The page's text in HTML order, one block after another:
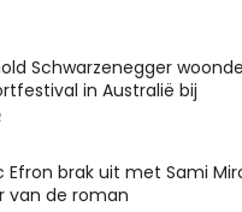
Schwarzenegger
in Australië bij
Efron brak uit met Sami
van de roman